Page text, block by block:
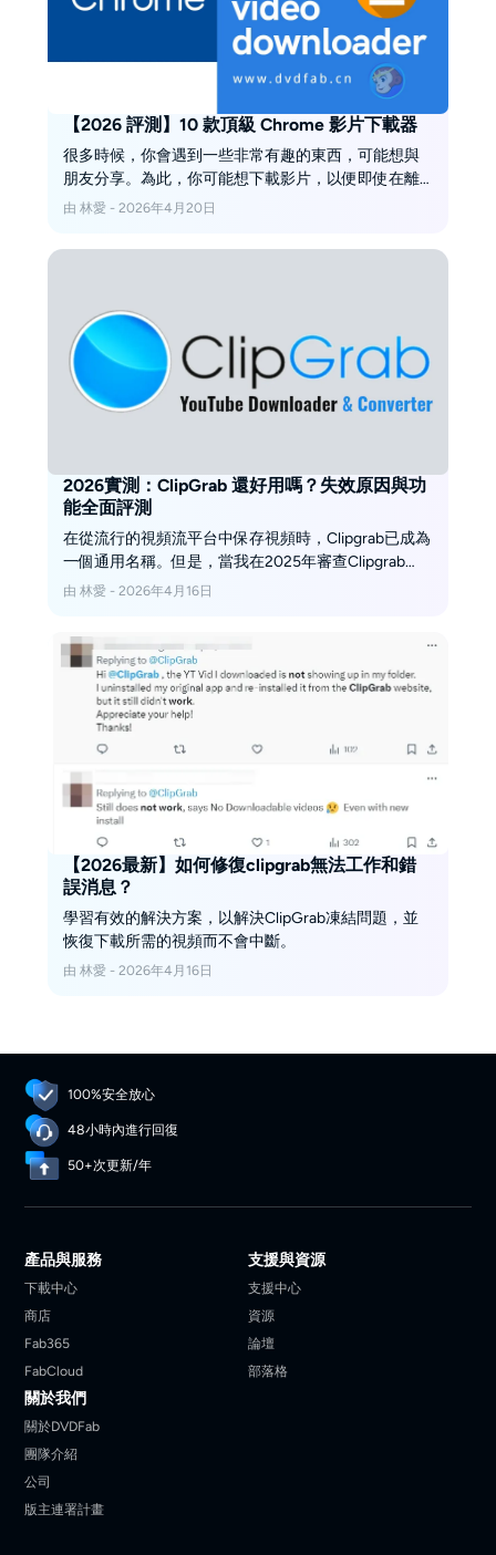
【2026 評測】10 款頂級 Chrome 影片下載器
很多時候，你會遇到一些非常有趣的東西，可能想與
朋友分享。為此，你可能想下載影片，以便即使在離
線時也可以稍後觀看。在本文中，我們列出了一些最
由 林愛 - 2026年4月20日
2026實測：ClipGrab 還好用嗎？失效原因與功
能全面評測
在從流行的視頻流平台中保存視頻時，Clipgrab已成為
一個通用名稱。但是，當我在2025年審查Clipgrab
時，它會關閉並且不起作用。繼續閱讀以獲得最佳的
由 林愛 - 2026年4月16日
【2026最新】如何修復clipgrab無法工作和錯
誤消息？
學習有效的解決方案，以解決ClipGrab凍結問題，並
恢復下載所需的視頻而不會中斷。
由 林愛 - 2026年4月16日
100%安全放心
48小時內進行回復
50+次更新/年
產品與服務
下載中心
商店
Fab365
FabCloud
支援與資源
支援中心
資源
論壇
部落格
關於我們
關於DVDFab
團隊介紹
公司
版主連署計畫